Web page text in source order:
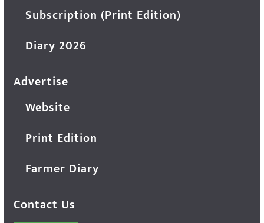
Subscription (Print Edition)
Diary 2026
Advertise
Website
Print Edition
Farmer Diary
Contact Us